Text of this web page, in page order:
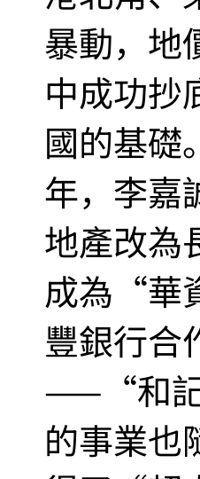
暴動，地
中成功抄
國的基礎
年，李嘉
地產改為
成為“華
豐銀行合
——“和記
的事業也